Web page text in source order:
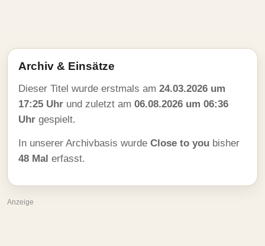
Archiv & Einsätze
Dieser Titel wurde erstmals am 24.03.2026 um
17:25 Uhr und zuletzt am 06.08.2026 um 06:36
Uhr gespielt.
In unserer Archivbasis wurde Close to you bisher
48 Mal erfasst.
Anzeige